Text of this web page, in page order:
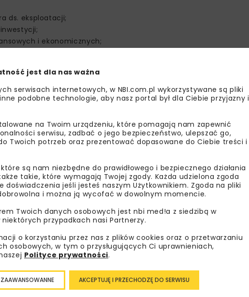
ds. eksploatacji;
i ekonomicznych;
operacyjnego;
infrastruktury.
zostali:
Zarządu PKP Polskich Linii Kolejowych S.A.;
za współpracę.
jest dla nas ważna
serwisach internetowych, w NBI.com.pl wykorzystywane są pliki
podobne technologie, aby nasz portal był dla Ciebie przyjazny i
na Twoim urządzeniu, które pomagają nam zapewnić
serwisu, zadbać o jego bezpieczeństwo, ulepszać go,
Twoich potrzeb oraz prezentować dopasowane do Ciebie treści i
są nam niezbędne do prawidłowego i bezpiecznego działania
takie, które wymagają Twojej zgody. Każda udzielona zgoda
doświadczenia jeśli jesteś naszym Użytkownikiem. Zgoda na pliki
i można ją wycofać w dowolnym momencie.
Twoich danych osobowych jest nbi med!a z siedzibą w
niektórych przypadkach nasi Partnerzy.
o korzystaniu przez nas z plików cookies oraz o przetwarzaniu
osobowych, w tym o przysługujących Ci uprawnieniach,
Polityce prywatności.
AKCEPTUJĘ I PRZECHODZĘ DO SERWISU